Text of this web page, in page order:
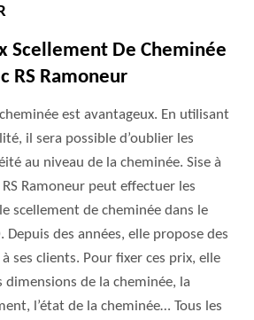
Scellement De Cheminée
RS Ramoneur
est avantageux. En utilisant
il sera possible d’oublier les
au niveau de la cheminée. Sise à
Ramoneur peut effectuer les
scellement de cheminée dans le
des années, elle propose des
ses clients. Pour fixer ces prix, elle
dimensions de la cheminée, la
l’état de la cheminée… Tous les